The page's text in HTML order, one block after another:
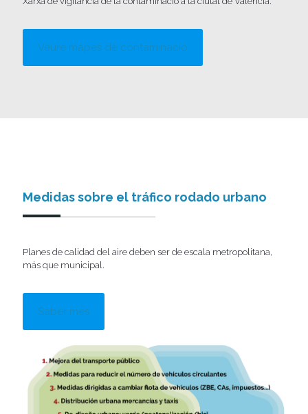
Veure mapes de contaminació
Medidas sobre el tráfico rodado urbano
Planes de calidad del aire deben ser de escala metropolitana,
más que municipal.
Saber més